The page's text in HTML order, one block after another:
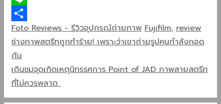
Line
Share
Categories
Foto Reviews - รีวิวอุปกรณ์ถ่ายภาพ Tags
Fujifilm, review
ช่างภาพสตรีทถูกทำร้าย! เพราะว่าเขาถ่ายรูปคนกำลังกอด
กัน
เดินชมจุดเกิดเหตุนิทรรศการ Point of JAD ภาพสายสตรีท
ที่ไม่ควรพลาด